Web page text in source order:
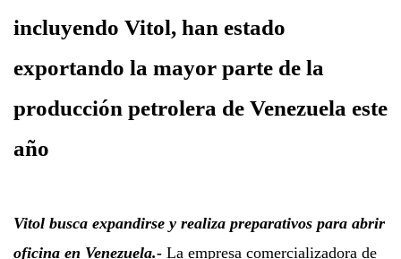
incluyendo Vitol, han estado
exportando la mayor parte de la
producción petrolera de Venezuela este
año
Vitol busca expandirse y realiza preparativos para abrir
oficina en Venezuela.- La empresa comercializadora de